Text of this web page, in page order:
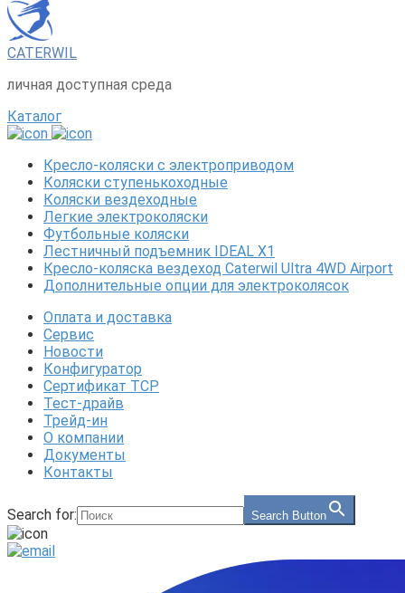
CATERWIL
личная доступная среда
Каталог
Кресло-коляски с электроприводом
Коляски ступенькоходные
Коляски вездеходные
Легкие электроколяски
Футбольные коляски
Лестничный подъемник IDEAL X1
Кресло-коляска вездеход Caterwil Ultra 4WD Airport
Дополнительные опции для электроколясок
Оплата и доставка
Сервис
Новости
Конфигуратор
Сертификат ТСР
Тест-драйв
Трейд-ин
О компании
Документы
Контакты
Search for: Search Button